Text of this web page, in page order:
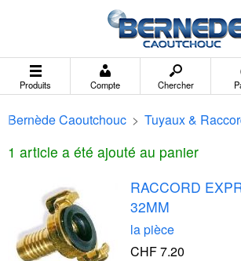
Produits Compte Chercher
Bernède Caoutchouc > Tuyaux &
1 article a été ajouté au panier
RACCORD
32MM
la pièce
CHF 7.20